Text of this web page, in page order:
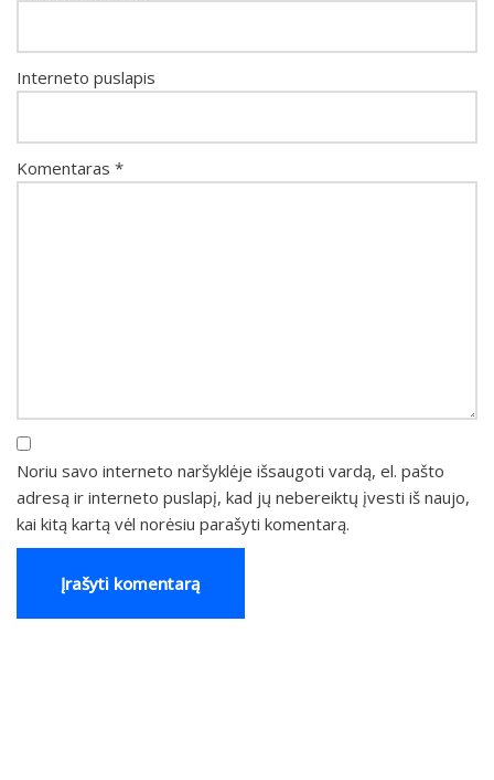
Interneto puslapis
Komentaras *
Noriu savo interneto naršyklėje išsaugoti vardą, el. pašto
adresą ir interneto puslapį, kad jų nebereiktų įvesti iš naujo,
kai kitą kartą vėl norėsiu parašyti komentarą.